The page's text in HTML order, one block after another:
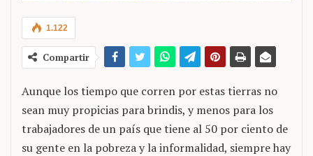
1.122
Compartir
Aunque los tiempo que corren por estas tierras no
sean muy propicias para brindis, y menos para los
trabajadores de un país que tiene al 50 por ciento de
su gente en la pobreza y la informalidad, siempre hay